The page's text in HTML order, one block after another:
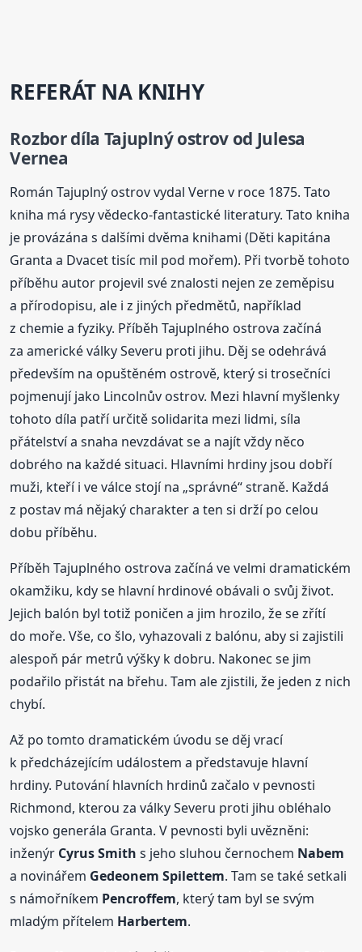
REFERÁT NA KNIHY
Rozbor díla Tajuplný ostrov od Julesa
Vernea
Román Tajuplný ostrov vydal Verne v roce 1875. Tato
kniha má rysy vědecko-fantastické literatury. Tato kniha
je provázána s dalšími dvěma knihami (Děti kapitána
Granta a Dvacet tisíc mil pod mořem). Při tvorbě tohoto
příběhu autor projevil své znalosti nejen ze zeměpisu
a přírodopisu, ale i z jiných předmětů, například
z chemie a fyziky. Příběh Tajuplného ostrova začíná
za americké války Severu proti jihu. Děj se odehrává
především na opuštěném ostrově, který si trosečníci
pojmenují jako Lincolnův ostrov. Mezi hlavní myšlenky
tohoto díla patří určitě solidarita mezi lidmi, síla
přátelství a snaha nevzdávat se a najít vždy něco
dobrého na každé situaci. Hlavními hrdiny jsou dobří
muži, kteří i ve válce stojí na „správné“ straně. Každá
z postav má nějaký charakter a ten si drží po celou
dobu příběhu.
Příběh Tajuplného ostrova začíná ve velmi dramatickém
okamžiku, kdy se hlavní hrdinové obávali o svůj život.
Jejich balón byl totiž poničen a jim hrozilo, že se zřítí
do moře. Vše, co šlo, vyhazovali z balónu, aby si zajistili
alespoň pár metrů výšky k dobru. Nakonec se jim
podařilo přistát na břehu. Tam ale zjistili, že jeden z nich
chybí.
Až po tomto dramatickém úvodu se děj vrací
k předcházejícím událostem a představuje hlavní
hrdiny. Putování hlavních hrdinů začalo v pevnosti
Richmond, kterou za války Severu proti jihu obléhalo
vojsko generála Granta. V pevnosti byli uvězněni:
inženýr Cyrus Smith s jeho sluhou černochem Nabem
a novinářem Gedeonem Spilettem. Tam se také setkali
s námořníkem Pencroffem, který tam byl se svým
mladým přítelem Harbertem.